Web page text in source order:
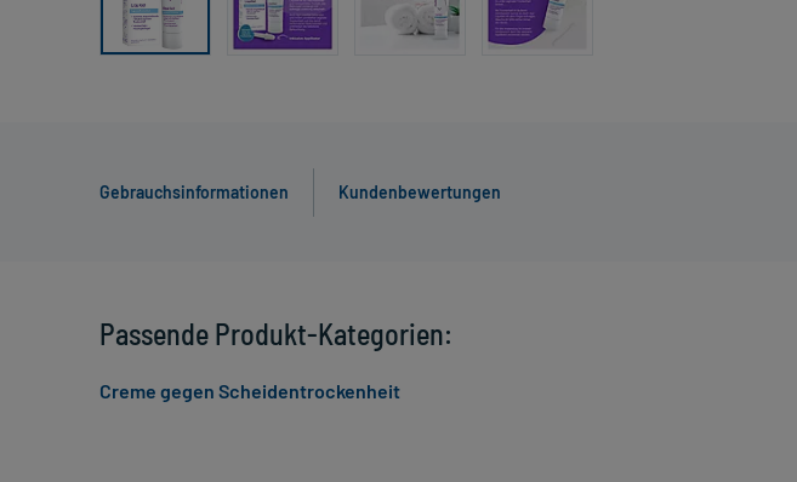
Gebrauchsinformationen Kundenbewertungen
Passende Produkt-Kategorien:
Creme gegen Scheidentrockenheit